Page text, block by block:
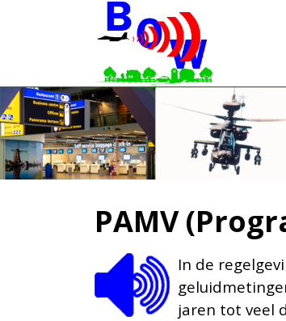
PAMV
In de
jaren tot veel